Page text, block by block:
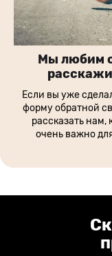
Мы любим
Если вы уже
форму обратной
рассказать
очень важно